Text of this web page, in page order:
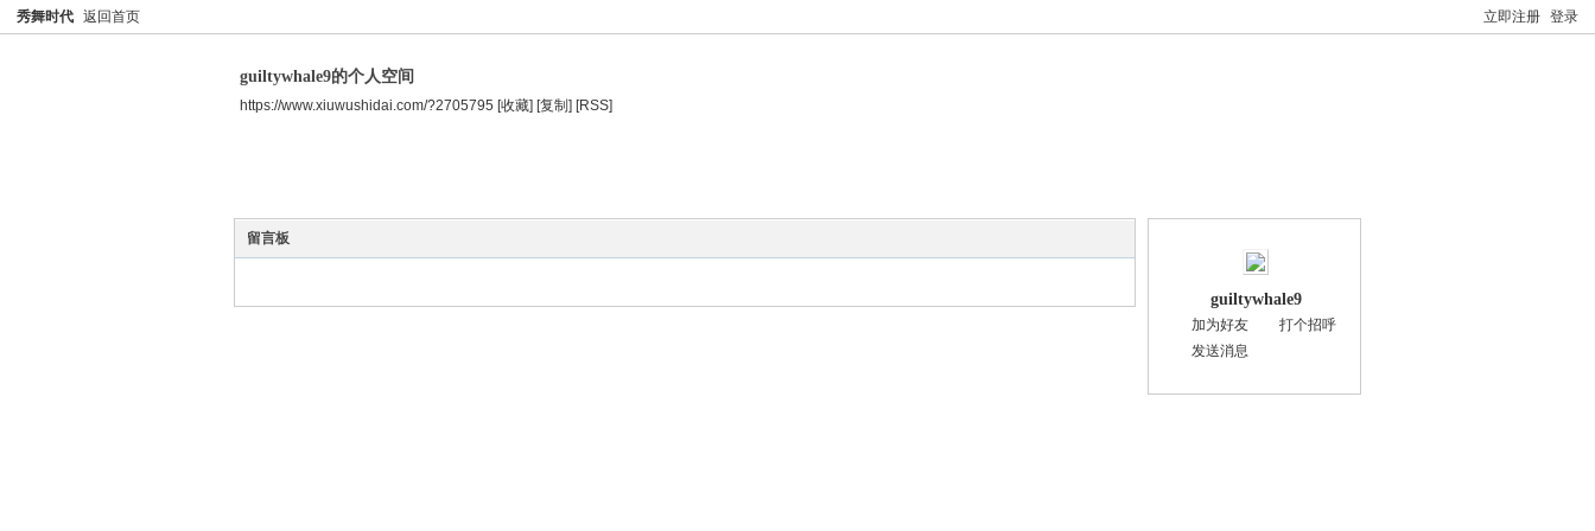
立即注册 登录
秀舞时代 返回首页
guiltywhale9的个人空间
https://www.xiuwushidai.com/?2705795 [收藏] [复制] [RSS]
留言板
guiltywhale9
加为好友
打个招呼
发送消息